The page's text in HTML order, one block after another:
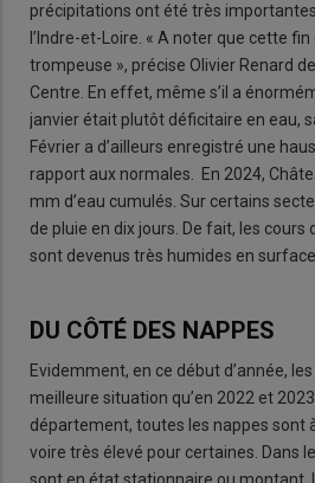
précipitations ont été très
l’Indre-et-Loire. « A noter que cette
trompeuse », précise Olivier Renard
Centre. En effet, même s’il a
janvier était plutôt déficitaire en eau,
Février a d’ailleurs enregistré une
rapport aux normales. En 2024,
mm d’eau cumulés. Sur certains
de pluie en dix jours. De fait, les cours
sont devenus très humides en
DU CÔTÉ DES NAPPES
Evidemment, en ce début d’année,
meilleure situation qu’en 2022 et
département, toutes les nappes sont
voire très élevé pour certaines. Dans
sont en état stationnaire ou montant.